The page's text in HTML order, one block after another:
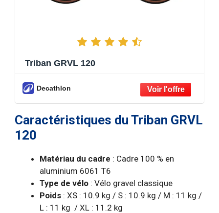
Triban GRVL 120
Decathlon
Caractéristiques du Triban GRVL
120
Matériau du cadre : Cadre 100 % en
aluminium 6061 T6
Type de vélo : Vélo gravel classique
Poids : XS : 10.9 kg / S : 10.9 kg / M : 11 kg /
L : 11 kg / XL : 11.2 kg